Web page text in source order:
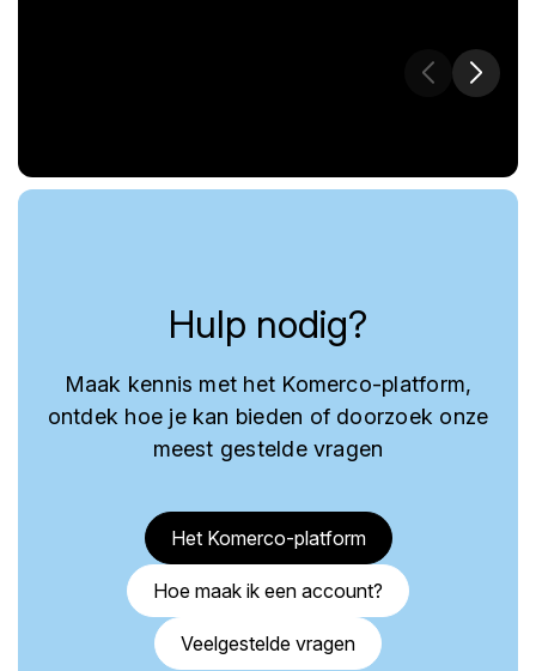
Hulp nodig?
Maak kennis met het Komerco-platform,
ontdek hoe je kan bieden of doorzoek onze
meest gestelde vragen
Het Komerco-platform
Hoe maak ik een account?
Veelgestelde vragen